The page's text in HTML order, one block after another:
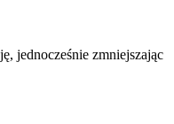
jednocześnie zmniejszając